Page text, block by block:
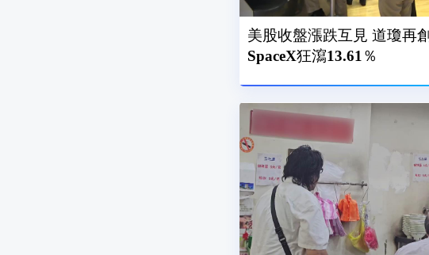
美股收盤漲跌互見 道瓊再
SpaceX狂瀉13.61％